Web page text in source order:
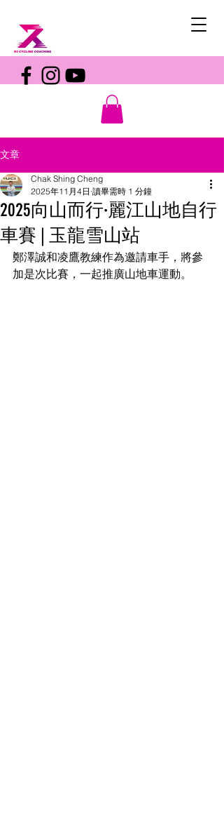
文章
2025向山而行·麗江山地自行
車賽 | 玉龍雪山站
Chak Shing Cheng
2025年11月4日 讀畢需時 1 分鐘
鄭澤誠和凌鷹教練作為邀請車手，將參
加是次比賽，一起推廣山地車運動。